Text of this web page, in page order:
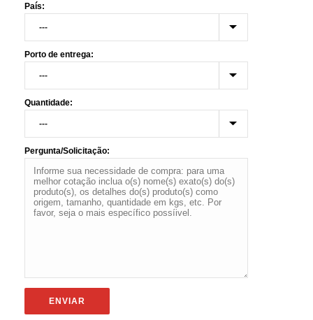
País:
Porto de entrega:
Quantidade:
Pergunta/Solicitação: